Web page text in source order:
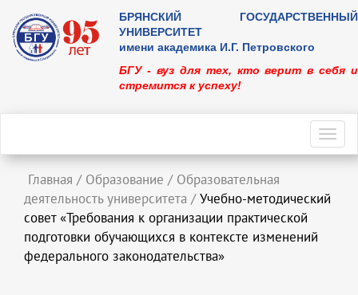
БРЯНСКИЙ ГОСУДАРСТВЕННЫЙ
УНИВЕРСИТЕТ
имени академика И.Г. Петровского
БГУ - вуз для тех, кто верит в себя и
стремится к успеху!
Главная / Образование / Образовательная
деятельность университета / Учебно-методический
совет «Требования к организации практической
подготовки обучающихся в контексте изменений
федерального законодательства»